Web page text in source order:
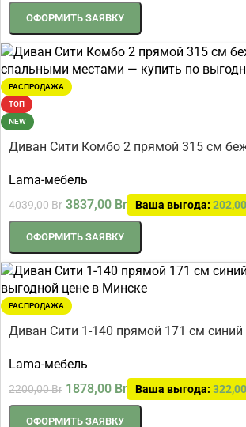
ОФОРМИТЬ ЗАЯВКУ
РАСПРОДАЖА
ТОП
NEW
Диван Сити Комбо 2 прямой 315 см
Lama-мебель
4039,00Br 3837,00 Br Ваша выгода: 202,00
ОФОРМИТЬ ЗАЯВКУ
РАСПРОДАЖА
Диван Сити 1-140 прямой 171 см синий
Lama-мебель
2200,00Br 1878,00 Br Ваша выгода: 322,00
ОФОРМИТЬ ЗАЯВКУ